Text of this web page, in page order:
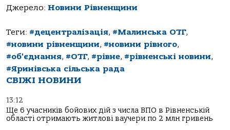
Джерело: Новини Рівненщини
Теги: #децентралізація, #Малинська ОТГ,
#новини рівненщини, #новини рівного,
#об'єднання, #ОТГ, #рівне, #рівненські новини,
#Яринівська сільська рада
СВІЖІ НОВИНИ
13:12
Ще 6 учасників бойових дій з числа ВПО в Рівненській
області отримають житлові ваучери по 2 млн гривень